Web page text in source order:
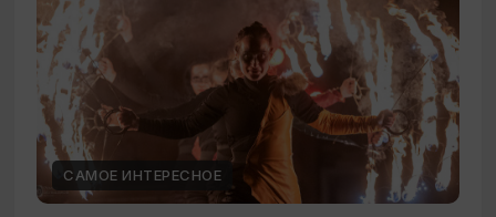
САМОЕ ИНТЕРЕСНОЕ